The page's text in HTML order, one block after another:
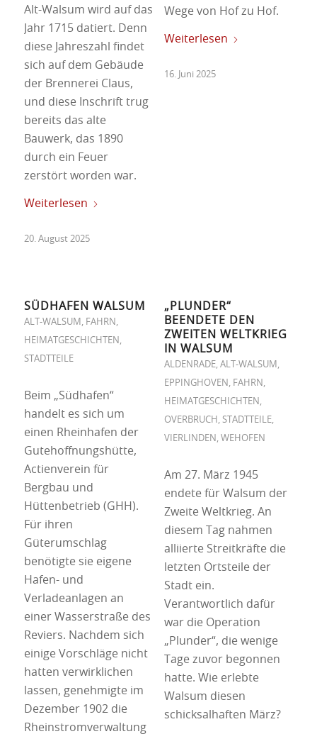
Alt-Walsum wird auf das
Jahr 1715 datiert. Denn
diese Jahreszahl findet
sich auf dem Gebäude
der Brennerei Claus,
und diese Inschrift trug
bereits das alte
Bauwerk, das 1890
durch ein Feuer
zerstört worden war.
Weiterlesen
20. August 2025
Wege von Hof zu Hof.
Weiterlesen
16. Juni 2025
SÜDHAFEN WALSUM
ALT-WALSUM , FAHRN ,
HEIMATGESCHICHTEN ,
STADTTEILE
Beim „Südhafen“
handelt es sich um
einen Rheinhafen der
Gutehoffnungshütte,
Actienverein für
Bergbau und
Hüttenbetrieb (GHH).
Für ihren
Güterumschlag
benötigte sie eigene
Hafen- und
Verladeanlagen an
einer Wasserstraße des
Reviers. Nachdem sich
einige Vorschläge nicht
hatten verwirklichen
lassen, genehmigte im
Dezember 1902 die
Rheinstromverwaltung
„PLUNDER“
BEENDETE DEN
ZWEITEN WELTKRIEG
IN WALSUM
ALDENRADE, ALT-WALSUM ,
EPPINGHOVEN , FAHRN ,
HEIMATGESCHICHTEN ,
OVERBRUCH , STADTTEILE,
VIERLINDEN , WEHOFEN
Am 27. März 1945
endete für Walsum der
Zweite Weltkrieg. An
diesem Tag nahmen
alliierte Streitkräfte die
letzten Ortsteile der
Stadt ein.
Verantwortlich dafür
war die Operation
„Plunder“, die wenige
Tage zuvor begonnen
hatte. Wie erlebte
Walsum diesen
schicksalhaften März?